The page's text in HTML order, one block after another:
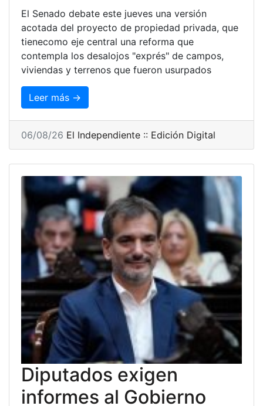
El Senado debate este jueves una versión
acotada del proyecto de propiedad privada, que
tienecomo eje central una reforma que
contempla los desalojos "exprés" de campos,
viviendas y terrenos que fueron usurpados
Leer más →
06/08/26 El Independiente :: Edición Digital
Diputados exigen
informes al Gobierno